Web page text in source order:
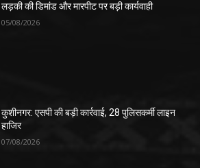
लड़की की डिमांड और मारपीट पर बड़ी कार्यवाही
05/08/2026
कुशीनगर: एसपी की बड़ी कार्रवाई, 28 पुलिसकर्मी लाइन
हाजिर
07/08/2026